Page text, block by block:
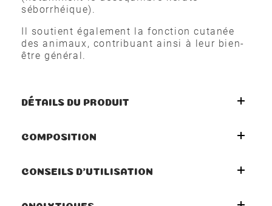
séborrhéique).
Il soutient également la fonction cutanée
des animaux, contribuant ainsi à leur bien-
être général.
DÉTAILS DU PRODUIT
COMPOSITION
CONSEILS D'UTILISATION
ANALYTIQUES